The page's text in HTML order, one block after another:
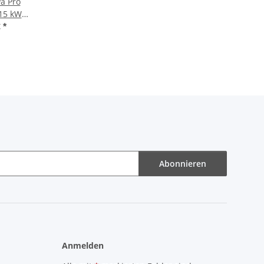
kWh
*
Abonnieren
Anmelden